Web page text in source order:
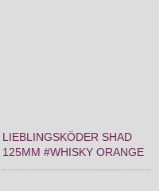
LIEBLINGSKÖDER SHAD
125MM #WHISKY ORANGE